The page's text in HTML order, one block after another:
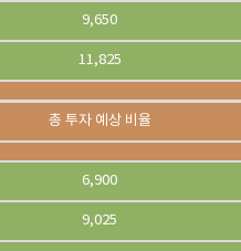
9,650
11,825
총 투자 예상 비율
6,900
9,025